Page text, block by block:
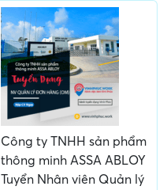
Công ty TNHH sản phẩm
thông minh ASSA ABLOY
Tuyển Nhân viên Quản lý